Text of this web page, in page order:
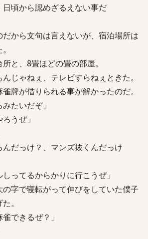
頃から認めざるえない事だ
から文句は言えないが、宿泊場所は
と、8畳ほどの畳の部屋。
じゃねぇ、テレビすらねぇときた。
牌が借りられる事が解かったのだ。
たいだぞ」
うぜ」
んだっけ？、マンズ抜くんだっけ
しってるからかりに行こうぜ」
字で寝転がって伸びをしていた僕子
。
できるぜ？」